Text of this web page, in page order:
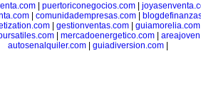
| puertoriconegocios.com|
| comunidadempresas.com|
| gestionventas.com| guiamorelia.com|
| mercadoenergetico.com|
autosenalquiler.com| guiadiversion.com|